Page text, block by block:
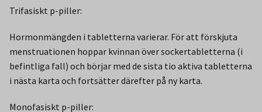
Trifasiskt p-piller:
Hormonmängden i tabletterna varierar. För att förskjuta
menstruationen hoppar kvinnan över sockertabletterna (i
befintliga fall) och börjar med de sista tio aktiva tabletterna
i nästa karta och fortsätter därefter på ny karta.
Monofasiskt p-piller: